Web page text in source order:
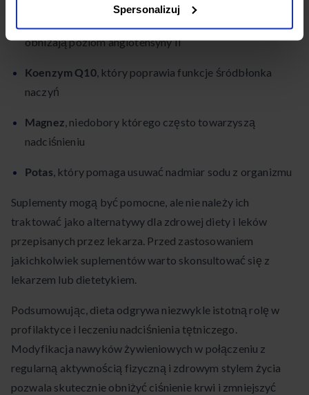
Spersonalizuj
obniżają poziom angiotensyny II
Koenzym Q10, który poprawia funkcje śródbłonka
naczyń
Magnez, niedobory którego często towarzyszą
nadciśnieniu
Potas, który pomaga usuwać nadmiar sodu z organizmu
Suplementy mogą być pomocne, ale nie należy ich
traktować jako alternatywy dla zdrowej diety i leków
przepisanych przez lekarza. Przed zastosowaniem
jakichkolwiek suplementów warto skonsultować się z
lekarzem lub dietetykiem.
Podsumowując, dieta odgrywa niezwykle istotną rolę w
profilaktyce i leczeniu nadciśnienia tętniczego.
Modyfikacja nawyków żywieniowych w połączeniu z
regularną aktywnością fizyczną i zdrowym stylem życia
pozwala skutecznie obniżyć ciśnienie krwi i zmniejszyć